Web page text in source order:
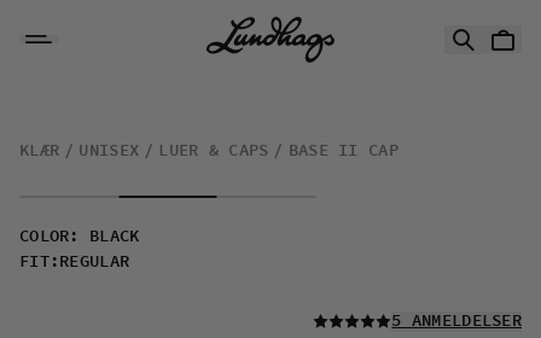
KLÆR UNISEX LUER & CAPS BASE II CAP
COLOR :
BLACK
FIT: REGULAR
LES ALLE
5 ANMELDELSER